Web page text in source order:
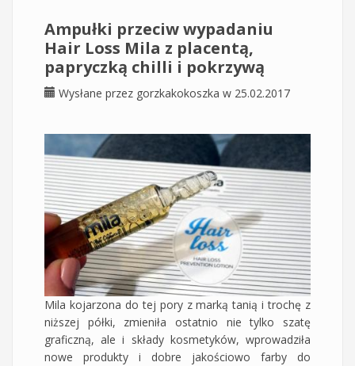
Ampułki przeciw wypadaniu
Hair Loss Mila z placentą,
papryczką chilli i pokrzywą
Wysłane przez gorzkakokoszka w 25.02.2017
Mila kojarzona do tej pory z marką tanią i trochę z
niższej półki, zmieniła ostatnio nie tylko szatę
graficzną, ale i składy kosmetyków, wprowadziła
nowe produkty i dobre jakościowo farby do